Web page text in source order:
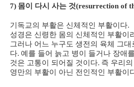
7) 몸이 다시 사는 것(resurrection of
기독교의 부활은 신체적인 부활이다.
성경은 신령한 몸의 신체적인 부활이
그러나 어느 누구도 생전의 육체 그
다. 예를 들어 늙고 병이 들거나 장애
것은 고통이 되어질 것이다. 즉 우리
영만의 부활이 아닌 전인적인 부활이